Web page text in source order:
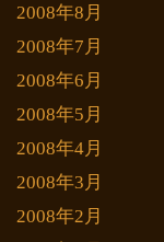
2008年8月
2008年7月
2008年6月
2008年5月
2008年4月
2008年3月
2008年2月